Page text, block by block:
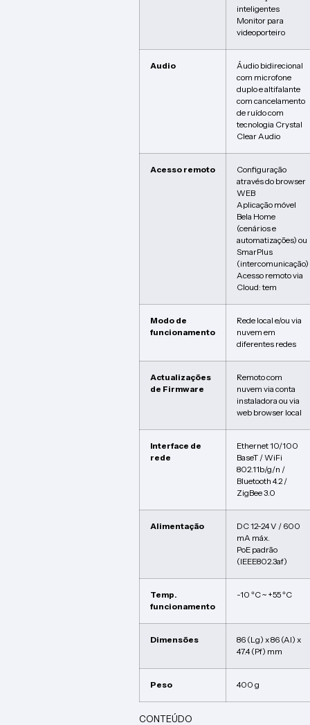
inteligentes
Monitor para
videoporteiro
Audio
Áudio bidirecional
com microfone
duplo e altifalante
com cancelamento
de ruído com
tecnologia Crystal
Clear Audio
Acesso remoto
Configuração
através do browser
WEB
Aplicação móvel
Bela Home
(cenários e
automatizações) ou
SmarPlus
(intercomunicação)
Acesso remoto via
Cloud: tem
Modo de
funcionamento
Rede local e/ou via
nuvem em
diferentes redes
Actualizações
de Firmware
Remoto com
nuvem via conta
instaladora ou via
web browser local
Interface de
rede
Ethernet 10/100
BaseT / WiFi
802.11b/g/n /
Bluetooth 4.2 /
ZigBee 3.0
Alimentação
DC 12-24 V / 600
mA máx.
PoE padrão
(IEEE802.3af)
Temp.
funcionamento
-10 ºC ~ +55 ºC
Dimensões
86 (Lg) x 86 (Al) x
47.4 (Pf) mm
Peso 400 g
CONTEÚDO